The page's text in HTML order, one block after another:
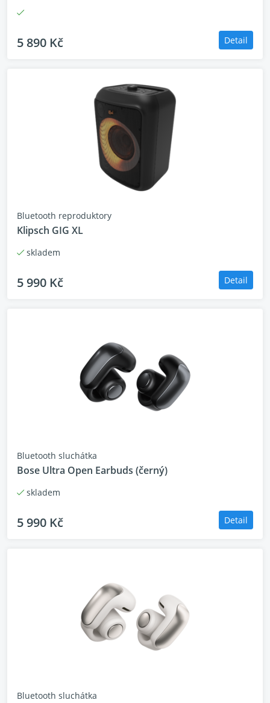
5 890 Kč Detail
Bluetooth reproduktory
Klipsch GIG XL
skladem
5 990 Kč Detail
Bluetooth sluchátka
Bose Ultra Open Earbuds (černý)
skladem
5 990 Kč Detail
Bluetooth sluchátka